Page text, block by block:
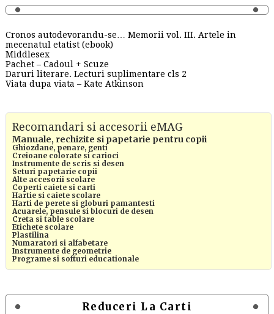
Cronos autodevorandu-se… Memorii vol. III. Artele in
mecenatul etatist (ebook)
Middlesex
Pachet – Cadoul + Scuze
Daruri literare. Lecturi suplimentare cls 2
Viata dupa viata – Kate Atkinson
Recomandari si accesorii eMAG
Manuale, rechizite si papetarie pentru copii
Ghiozdane, penare, genti
Creioane colorate si carioci
Instrumente de scris si desen
Seturi papetarie copii
Alte accesorii scolare
Coperti caiete si carti
Hartie si caiete scolare
Harti de perete si globuri pamantesti
Acuarele, pensule si blocuri de desen
Creta si table scolare
Etichete scolare
Plastilina
Numaratori si alfabetare
Instrumente de geometrie
Programe si softuri educationale
Reduceri La Carti